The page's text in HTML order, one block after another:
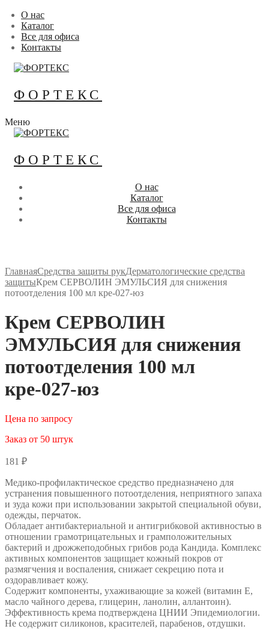
Перейти
содержимому
Меню
Закрыть
О нас
Каталог
Все для офиса
Контакты
ФОРТЕКС
Меню
ФОРТЕКС
О нас
Каталог
Все для офиса
Контакты
ГлавнаяСредства защиты рукДерматологические средства
защитыКрем СЕРВОЛИН ЭМУЛЬСИЯ для снижения
потоотделения 100 мл кре-027-юз
Крем СЕРВОЛИН
ЭМУЛЬСИЯ для снижения
потоотделения 100 мл
кре-027-юз
Цена по запросу
Заказ от 50 штук
181 ₽
Медико-профилактическое средство предназначено для
устранения повышенного потоотделения, неприятного запаха
и зуда кожи при использовании закрытой специальной обуви,
одежды, перчаток.
Обладает антибактериальной и антигрибковой активностью в
отношении грамотрицательных и грамположительных
бактерий и дрожжеподобных грибов рода Кандида. Комплекс
активных компонентов защищает кожный покров от
размягчения и воспаления, снижает секрецию пота и
оздоравливает кожу.
Содержит компоненты, ухаживающие за кожей (витамин Е,
масло чайного дерева, глицерин, ланолин, аллантоин).
Эффективность крема подтверждена ЦНИИ Эпидемиологии.
Не содержит силиконов, красителей, парабенов, отдушки.